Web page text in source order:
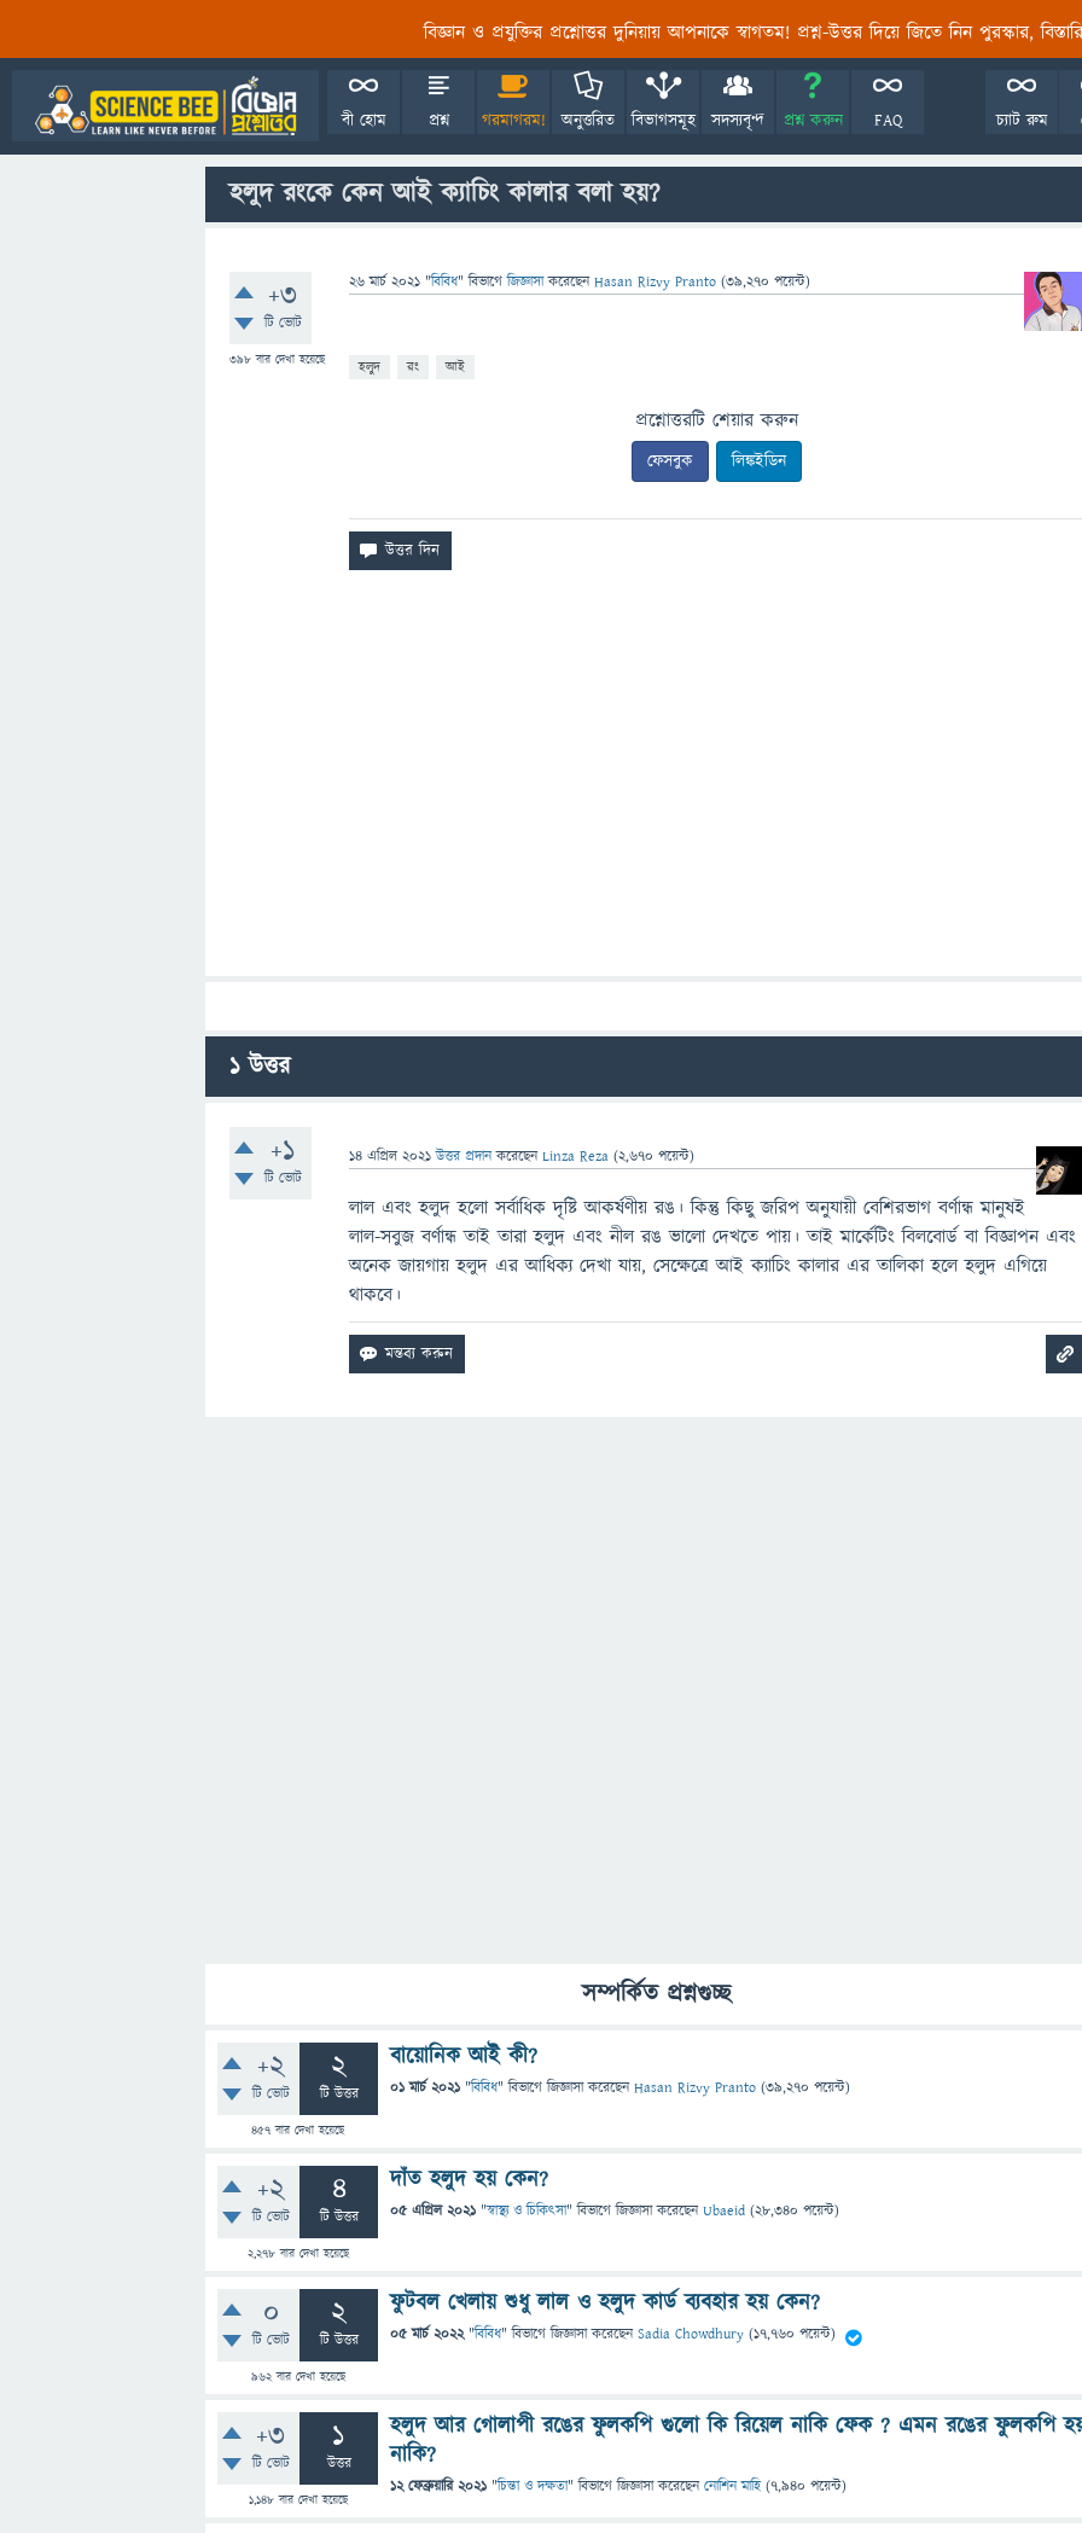
বিজ্ঞান ও প্রযুক্তির প্রশ্নোত্তর দুনিয়ায় আপনাকে স্বাগতম! প্রশ্ন-উত্তর দিয়ে জিতে নিন পুরস্কার,
বী হোম প্রশ্ন গরমাগরম! অনুত্তরিত বিভাগসমূহ সদস্যবৃন্দ প্রশ্ন করুন FAQ চ্যাট রুম
হলুদ রংকে কেন আই ক্যাচিং কালার বলা হয়?
+3
টি ভোট
398 বার দেখা হয়েছে
26 মার্চ 2021 "বিবিধ" বিভাগে জিজ্ঞাসাকরেছেনHasan Rizvy Pranto (39,270 পয়েন্ট)
হলুদ রং আই
প্রশ্নোত্তরটি শেয়ার করুন
ফেসবুক লিঙ্কইডিন
1উত্তর
+1
টি ভোট
14 এপ্রিল 2021 উত্তর প্রদান করেছেনLinza Reza (2,670 পয়েন্ট)
লাল এবং হলুদ হলো সর্বাধিক দৃষ্টি আকর্ষণীয় রঙ। কিন্তু কিছু জরিপ অনুযায়ী বেশিরভাগ বর্ণান্ধ মানুষই
লাল-সবুজ বর্ণান্ধ তাই তারা হলুদ এবং নীল রঙ ভালো দেখতে পায়। তাই মার্কেটিং বিলবোর্ড বা বিজ্ঞাপন এবং
অনেক জায়গায় হলুদ এর আধিক্য দেখা যায়, সেক্ষেত্রে আই ক্যাচিং কালার এর তালিকা হলে হলুদ এগিয়ে
থাকবে।
সম্পর্কিত প্রশ্নগুচ্ছ
+2
টি ভোট
2
টি উত্তর
457 বার দেখা হয়েছে
বায়োনিক আই কী?
01 মার্চ 2021 "বিবিধ" বিভাগে জিজ্ঞাসাকরেছেনHasan Rizvy Pranto (39,270 পয়েন্ট)
+2
টি ভোট
4
টি উত্তর
2,278বার দেখা হয়েছে
দাঁত হলুদ হয় কেন?
05 এপ্রিল 2021 "স্বাস্থ্য ও চিকিৎসা" বিভাগে জিজ্ঞাসাকরেছেনUbaeid (28,340 পয়েন্ট)
0
টি ভোট
2
টি উত্তর
962বার দেখা হয়েছে
ফুটবল খেলায় শুধু লাল ও হলুদ কার্ড ব্যবহার হয় কেন?
05 মার্চ 2022 "বিবিধ" বিভাগে জিজ্ঞাসাকরেছেনSadia Chowdhury (17,760 পয়েন্ট)
+3
টি ভোট
1
উত্তর
1,148বার দেখা হয়েছে
হলুদ আর গোলাপী রঙের ফুলকপি গুলো কি রিয়েল নাকি ফেক ? এমন রঙের ফুলকপি
নাকি?
12 ফেব্রুয়ারি 2021 "চিন্তা ও দক্ষতা" বিভাগে জিজ্ঞাসাকরেছেননোশিন মাহি (7,940 পয়েন্ট)